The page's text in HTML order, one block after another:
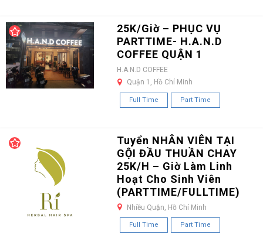
25K/Giờ – PHỤC VỤ
PARTTIME- H.A.N.D
COFFEE QUẬN 1
H.A.N.D COFFEE
Quận 1, Hồ Chí Minh
Full Time Part Time
Tuyển NHÂN VIÊN TẠI
GỘI ĐẦU THUẦN CHAY
25K/H – Giờ Làm Linh
Hoạt Cho Sinh Viên
(PARTTIME/FULLTIME)
Nhiều Quận, Hồ Chí Minh
Full Time Part Time